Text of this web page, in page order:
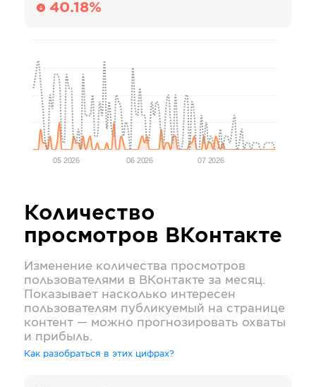
40.18%
05 2026 06 2026 07 2026
Количество
просмотров ВКонтакте
Изменение количества просмотров
пользователями в ВКонтакте за месяц.
Показывает насколько интересен
пользователям публикуемый на странице
контент — можно прогнозировать охваты
и прибыль.
Как разобраться в этих цифрах?